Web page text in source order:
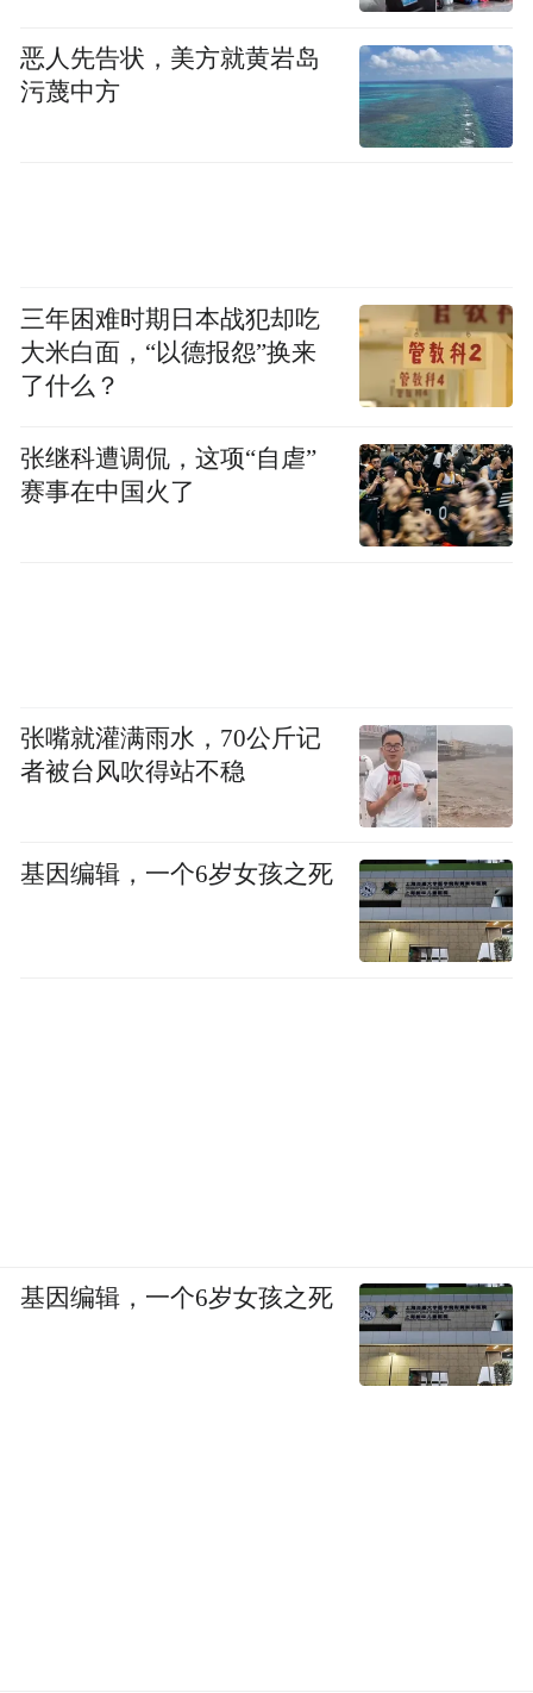
恶人先告状，美方就黄岩岛
污蔑中方
三年困难时期日本战犯却吃
大米白面，“以德报怨”换来
了什么？
张继科遭调侃，这项“自虐”
赛事在中国火了
张嘴就灌满雨水，70公斤记
者被台风吹得站不稳
基因编辑，一个6岁女孩之死
基因编辑，一个6岁女孩之死